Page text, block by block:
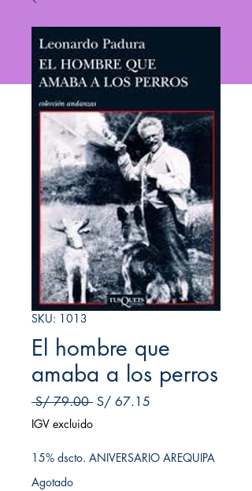
SKU: 1013
El hombre que
amaba a los perros
S/ 79.00 Precio
S/ 67.15
IGV excluido
15% dscto. ANIVERSARIO AREQUIPA
Agotado